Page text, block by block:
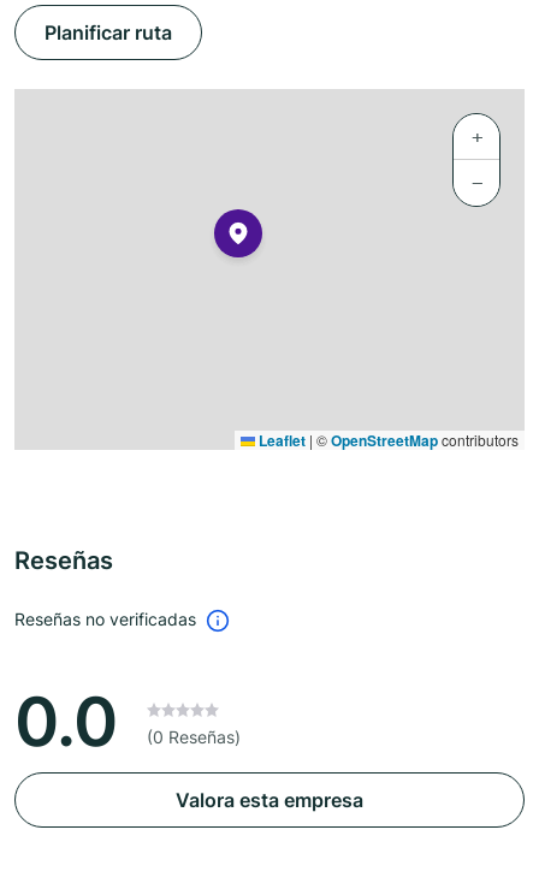
Planificar ruta
+
−
Leaflet | ©OpenStreetMapcontributors
Reseñas
Reseñas no verificadas
0.0 (0 Reseñas)
Valora esta empresa